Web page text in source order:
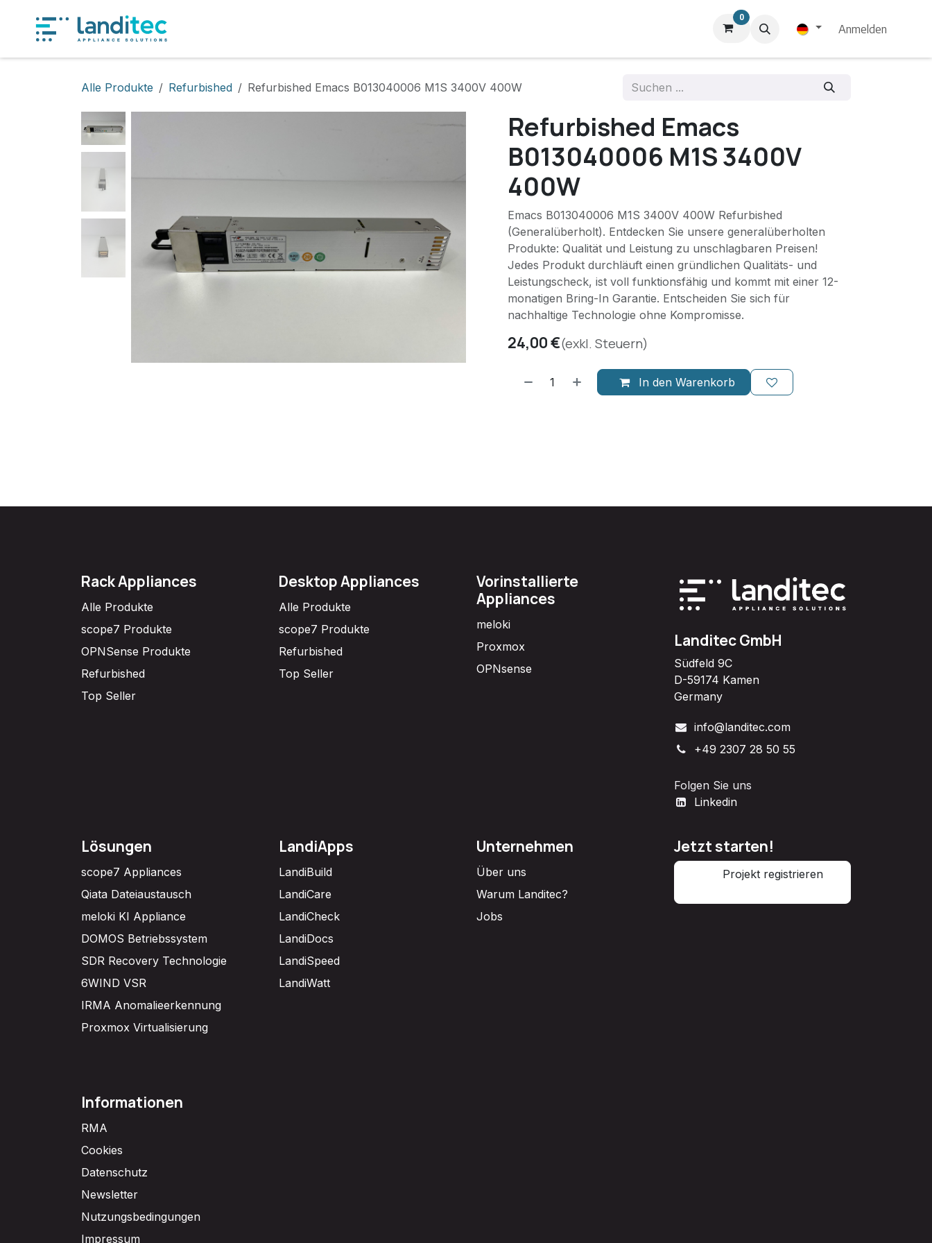
0
Anmelden
Alle Produkte Refurbished Refurbished Emacs B013040006 M1S 3400V 400W
Refurbished Emacs
B013040006 M1S 3400V
400W
Emacs B013040006 M1S 3400V 400W Refurbished
(Generalüberholt). Entdecken Sie unsere generalüberholten
Produkte: Qualität und Leistung zu unschlagbaren Preisen!
Jedes Produkt durchläuft einen gründlichen Qualitäts- und
Leistungscheck, ist voll funktionsfähig und kommt mit einer 12-
monatigen Bring-In Garantie. Entscheiden Sie sich für
nachhaltige Technologie ohne Kompromisse.
24,00€(exkl. Steuern)
In den Warenkorb
Rack Appliances
Alle Produkte
scope7 Produkte
OPNSense Produkte
Refurbished
Top Seller
Desktop Appliances
Alle Produkte
scope7 Produkte
Refurbished
Top Seller
Vorinstallierte
Appliances
meloki
Proxmox
OPNsense
Landitec GmbH
Südfeld 9C
D-59174 Kamen
Germany
info@landitec.com
+49 2307 28 50 55
Folgen Sie uns
Linkedin
Lösungen
scope7 Appliances
Qiata Dateiaustausch
meloki KI Appliance
DOMOS Betriebssystem
SDR Recovery Technologie
6WIND VSR
IRMA Anomalieerkennung
Proxmox Virtualisierung
LandiApps
LandiBuild
LandiCare
LandiCheck
LandiDocs
LandiSpeed
LandiWatt
Unternehmen
Über uns
Warum Landitec?
Jobs
Jetzt starten!
Projekt registrieren
Informationen
RMA
Cookies
Datenschutz
Newsletter
Nutzungsbedingungen
Impressum